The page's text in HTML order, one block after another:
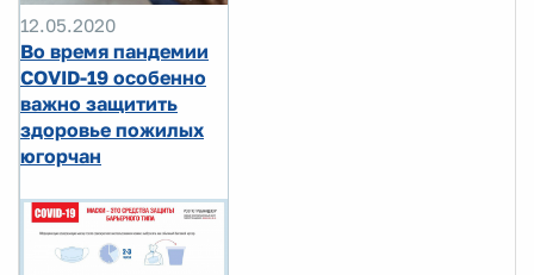
12.05.2020
Во время пандемии
COVID-19 особенно
важно защитить
здоровье пожилых
югорчан